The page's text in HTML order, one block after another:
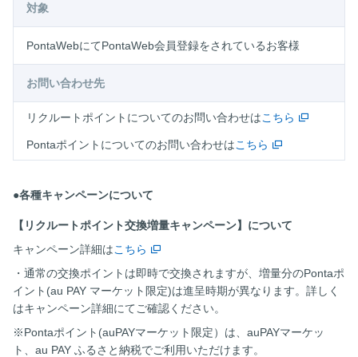
対象
PontaWebにてPontaWeb会員登録をされているお客様
お問い合わせ先
リクルートポイントについてのお問い合わせはこちら
Pontaポイントについてのお問い合わせはこちら
●各種キャンペーンについて
【リクルートポイント交換増量キャンペーン】について
キャンペーン詳細はこちら
・通常の交換ポイントは即時で交換されますが、増量分のPontaポ
イント(au PAY マーケット限定)は進呈時期が異なります。詳しく
はキャンペーン詳細にてご確認ください。
※Pontaポイント(auPAYマーケット限定）は、auPAYマーケッ
ト、au PAY ふるさと納税でご利用いただけます。